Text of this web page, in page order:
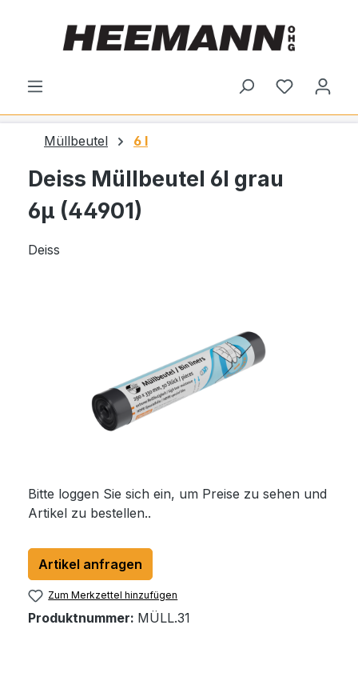
Du hast 0
Müllbeutel 6 l
Deiss Müllbeutel 6l grau
6µ (44901)
Deiss
Bitte loggen Sie sich ein, um Preise zu sehen und
Artikel zu bestellen..
Artikel anfragen
Zum Merkzettel hinzufügen
Produktnummer: MÜLL.31